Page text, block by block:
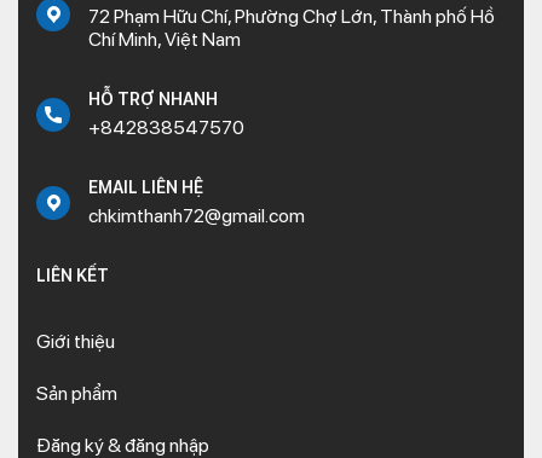
72 Phạm Hữu Chí, Phường Chợ Lớn, Thành phố Hồ
Chí Minh, Việt Nam
HỖ TRỢ NHANH
+842838547570
EMAIL LIÊN HỆ
chkimthanh72@gmail.com
LIÊN KẾT
Giới thiệu
Sản phẩm
Đăng ký & đăng nhập